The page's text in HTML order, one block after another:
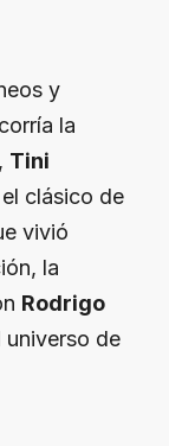
y
la
Tini
clásico de
vivió
la
Rodrigo
universo de